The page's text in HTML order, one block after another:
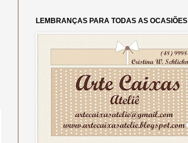
LEMBRANÇAS PARA TODAS AS OCASIÕES